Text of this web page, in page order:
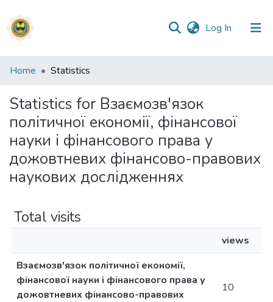
Log In (current)
Communities
Collections
All of DSpace
Home Statistics
Statistics for Взаємозв'язок
політичної економії, фінансової
науки і фінансового права у
дожовтневих фінансово-правових
наукових дослідженнях
Total visits
views
Взаємозв'язок політичної економії,
фінансової науки і фінансового права у
дожовтневих фінансово-правових
10